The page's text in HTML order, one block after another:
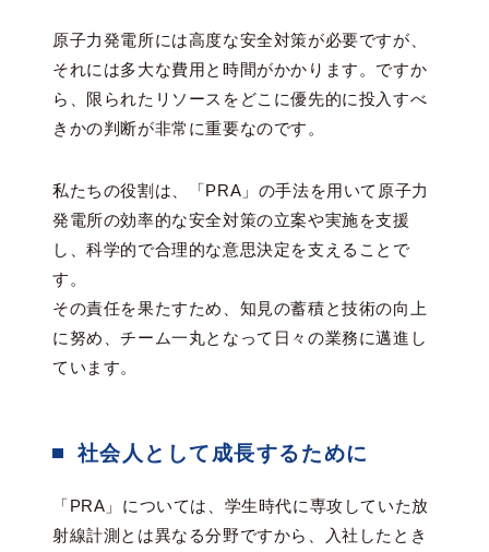
原子力発電所には高度な安全対策が必要ですが、
それには多大な費用と時間がかかります。ですか
ら、限られたリソースをどこに優先的に投入すべ
きかの判断が非常に重要なのです。
私たちの役割は、「PRA」の手法を用いて原子力
発電所の効率的な安全対策の立案や実施を支援
し、科学的で合理的な意思決定を支えることで
す。
その責任を果たすため、知見の蓄積と技術の向上
に努め、チーム一丸となって日々の業務に邁進し
ています。
社会人として成長するために
「PRA」については、学生時代に専攻していた放
射線計測とは異なる分野ですから、入社したとき